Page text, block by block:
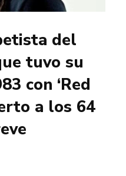
del
tuvo su
con ‘Red
a los 64